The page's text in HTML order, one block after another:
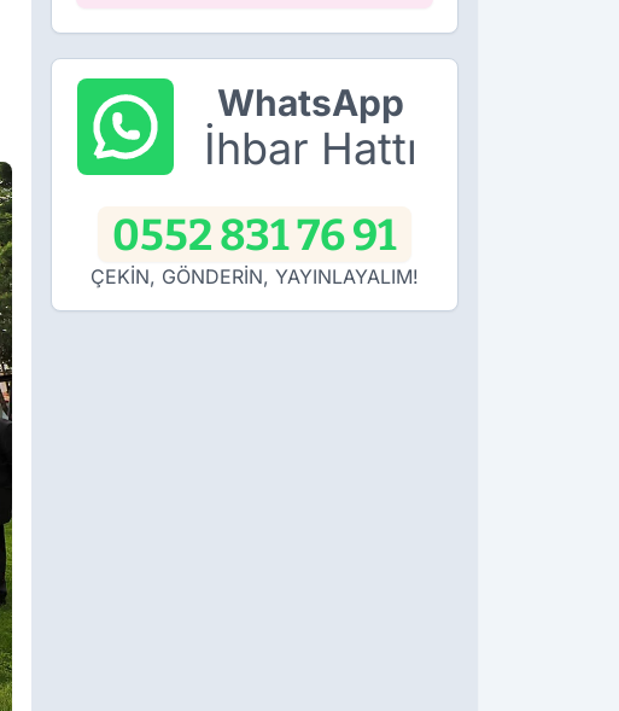
WhatsApp
İhbar Hattı
0552 831 76 91
ÇEKİN, GÖNDERİN, YAYINLAYALIM!